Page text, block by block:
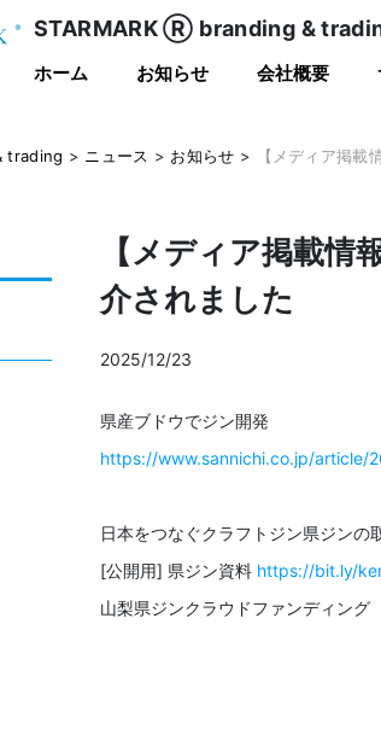
STARMARK Ⓡ branding &
ホーム お知らせ 会社概要
trading > ニュース > お知らせ > 【メディア掲載
【メディア掲載情
介されました
2025/12/23
県産ブドウでジン開発
https://www.sannichi.co.jp/article/
日本をつなぐクラフトジン県ジンの
[公開用] 県ジン資料 https://bit.ly/
山梨県ジンクラウドファンディング